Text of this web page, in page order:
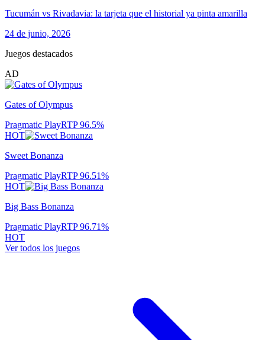
Tucumán vs Rivadavia: la tarjeta que el historial ya pinta amarilla
24 de junio, 2026
Juegos destacados
AD
Gates of Olympus
Pragmatic PlayRTP96.5%
HOT
Sweet Bonanza
Pragmatic PlayRTP96.51%
HOT
Big Bass Bonanza
Pragmatic PlayRTP96.71%
HOT
Ver todos los juegos